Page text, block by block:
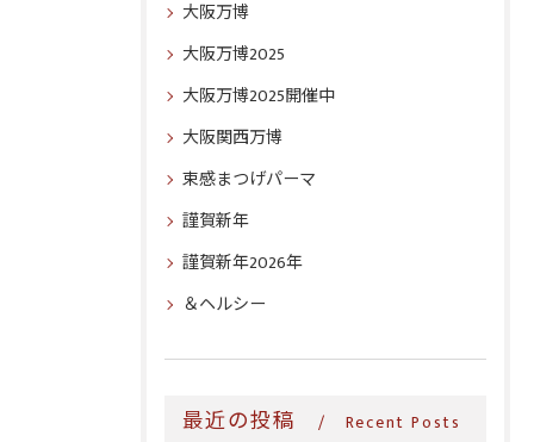
大阪万博
大阪万博2025
大阪万博2025開催中
大阪関西万博
束感まつげパーマ
謹賀新年
謹賀新年2026年
＆ヘルシー
最近の投稿 Recent Posts